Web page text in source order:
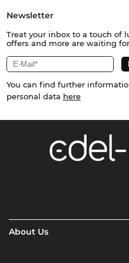
Newsletter
Treat your inbox to a touch of
offers and more are waiting
You can find further
personal data here
About Us